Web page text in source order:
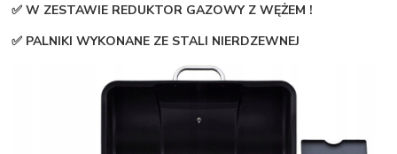
✅ W ZESTAWIE REDUKTOR GAZOWY Z WĘŻEM !
✅ PALNIKI WYKONANE ZE STALI NIERDZEWNEJ